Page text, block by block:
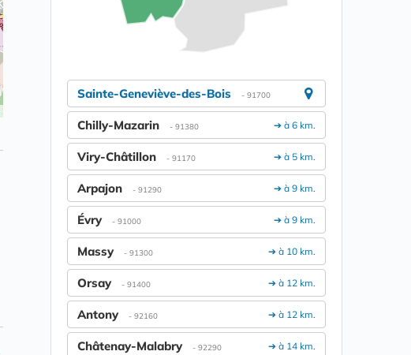
Sainte-Geneviève-des-Bois - 91700
➔ à 6 km.
Chilly-Mazarin - 91380
➔ à 5 km.
Viry-Châtillon - 91170
➔ à 9 km.
Arpajon - 91290
➔ à 9 km.
Évry - 91000
➔ à 10 km.
Massy - 91300
➔ à 12 km.
Orsay - 91400
➔ à 12 km.
Antony - 92160
➔ à 14 km.
Châtenay-Malabry - 92290